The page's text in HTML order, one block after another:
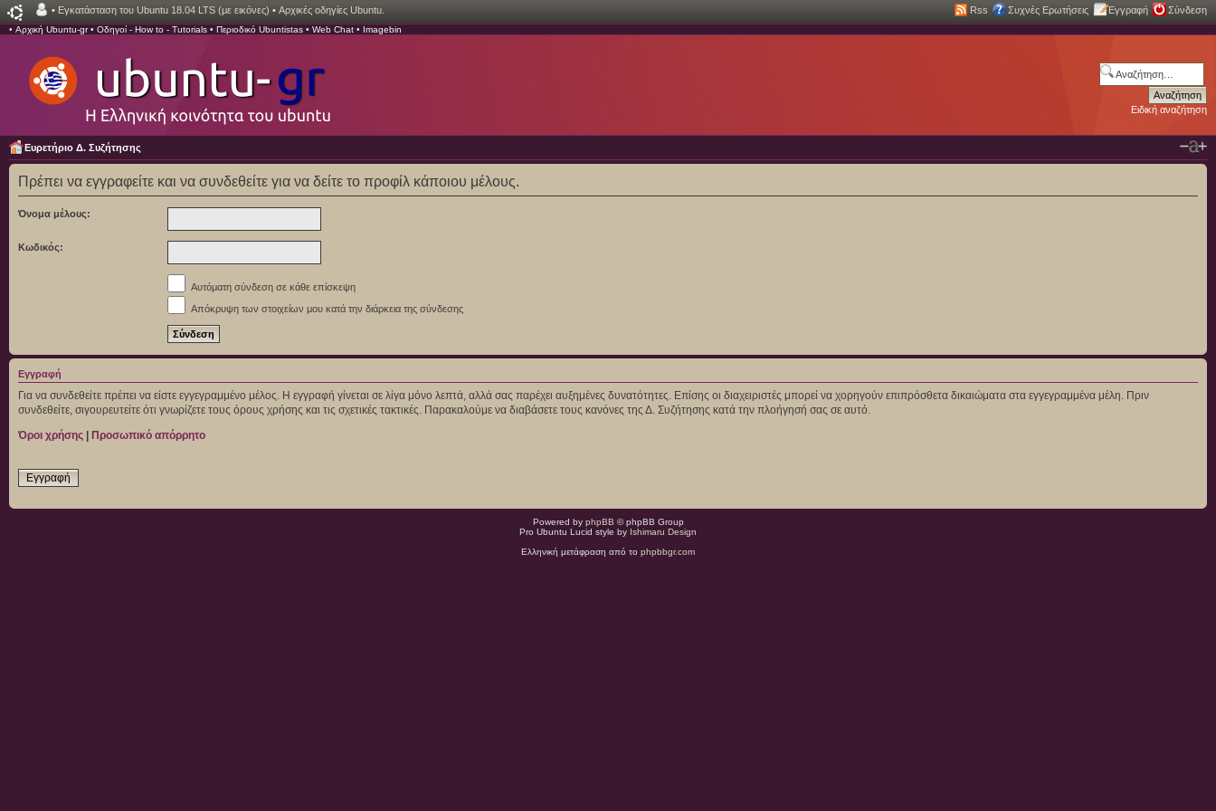
• Εγκατάσταση του Ubuntu 18.04 LTS (με εικόνες) • Αρχικές οδηγίες Ubuntu. Rss Συχνές Ερωτήσεις Εγγραφή Σύνδεση
• Αρχική Ubuntu-gr• Οδηγοί - How to - Tutorials • Περιοδικό Ubuntistas • Web Chat • Imagebin
Ειδική αναζήτηση
Ευρετήριο Δ. Συζήτησης
Πρέπει να εγγραφείτε και να συνδεθείτε για να δείτε το προφίλ κάποιου μέλους.
Όνομα μέλους:
Κωδικός:
Αυτόματη σύνδεση σε κάθε επίσκεψη
Απόκρυψη των στοιχείων μου κατά την διάρκεια της σύνδεσης
Εγγραφή
Για να συνδεθείτε πρέπει να είστε εγγεγραμμένο μέλος. Η εγγραφή γίνεται σε λίγα μόνο λεπτά, αλλά σας παρέχει αυξημένες δυνατότητες. Επίσης οι διαχειριστές μπορεί να χορηγούν επιπρόσθετα δικαιώματα στα εγγεγραμμένα μέλη. Πριν
συνδεθείτε, σιγουρευτείτε ότι γνωρίζετε τους όρους χρήσης και τις σχετικές τακτικές. Παρακαλούμε να διαβάσετε τους κανόνες της Δ. Συζήτησης κατά την πλοήγησή σας σε αυτό.
Όροι χρήσης | Προσωπικό απόρρητο
Εγγραφή
Powered by phpBB © phpBB Group
Pro Ubuntu Lucid style by Ishimaru Design
Ελληνική μετάφραση από το phpbbgr.com